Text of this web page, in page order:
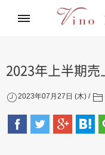
2023年上半期売
2023年07月27日 (木)